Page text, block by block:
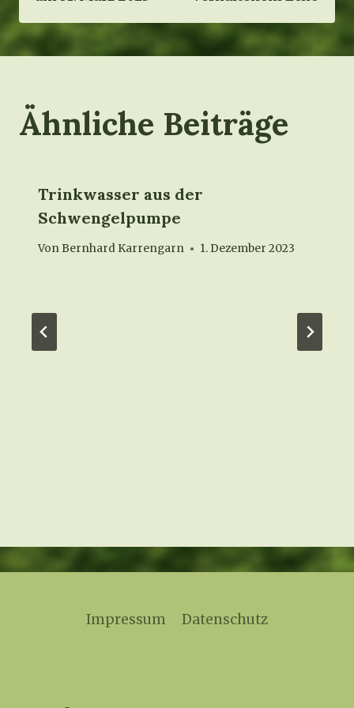
Ähnliche Beiträge
Trinkwasser aus der
Schwengelpumpe
Von Bernhard Karrengarn 1. Dezember 2023
Impressum Datenschutz